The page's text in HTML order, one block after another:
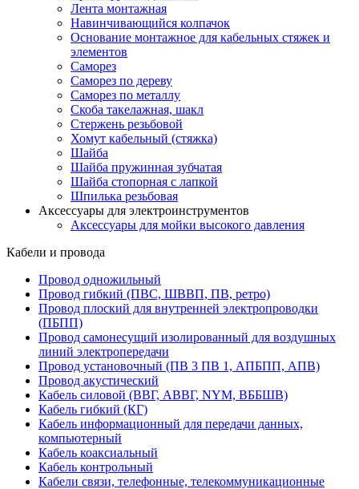
Лента монтажная
Навинчивающийся колпачок
Основание монтажное для кабельных стяжек и
элементов
Саморез
Саморез по дереву
Саморез по металлу
Скоба такелажная, шакл
Стержень резьбовой
Хомут кабельный (стяжка)
Шайба
Шайба пружинная зубчатая
Шайба стопорная с лапкой
Шпилька резьбовая
Аксессуары для электроинструментов
Аксессуары для мойки высокого давления
Кабели и провода
Провод одножильный
Провод гибкий (ПВС, ШВВП, ПВ, ретро)
Провод плоский для внутренней электропроводки
(ПБПП)
Провод самонесущий изолированный для воздушных
линий электропередачи
Провод установочный (ПВ 3 ПВ 1, АПБПП, АПВ)
Провод акустический
Кабель силовой (ВВГ, АВВГ, NYM, ВББШВ)
Кабель гибкий (КГ)
Кабель информационный для передачи данных,
компьютерный
Кабель коаксиальный
Кабель контрольный
Кабели связи, телефонные, телекоммуникационные